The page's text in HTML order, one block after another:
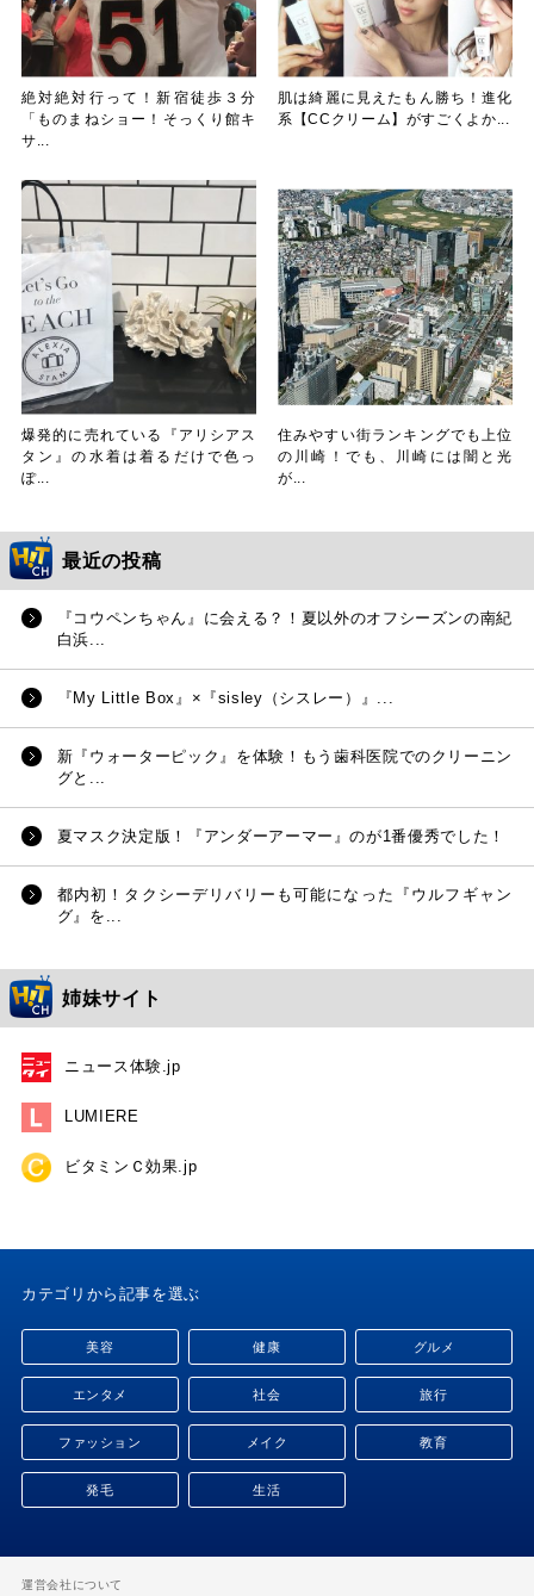
絶対絶対行って！新宿徒歩３分
「ものまねショー！そっくり館キ
サ...
肌は綺麗に見えたもん勝ち！進化
系【CCクリーム】がすごくよか...
爆発的に売れている『アリシアス
タン』の水着は着るだけで色っ
ぽ...
住みやすい街ランキングでも上位
の川崎！でも、川崎には闇と光
が...
最近の投稿
『コウペンちゃん』に会える？！夏以外のオフシーズンの南紀
白浜...
『My Little Box』×『sisley（シスレー）』...
新『ウォーターピック』を体験！もう歯科医院でのクリーニン
グと...
夏マスク決定版！『アンダーアーマー』のが1番優秀でした！
都内初！タクシーデリバリーも可能になった『ウルフギャン
グ』を...
姉妹サイト
ニュース体験.jp
LUMIERE
ビタミンＣ効果.jp
カテゴリから記事を選ぶ
美容 健康 グルメ
エンタメ 社会 旅行
ファッション メイク 教育
発毛 生活
運営会社について